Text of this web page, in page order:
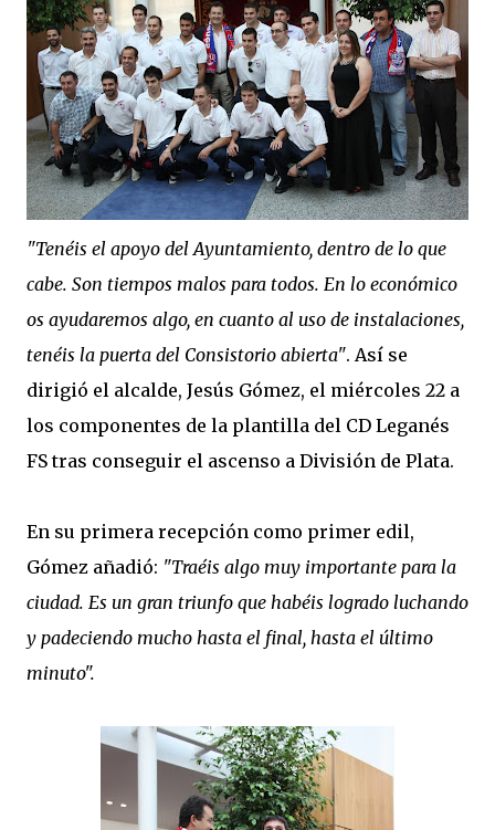
"Tenéis el apoyo del Ayuntamiento, dentro de lo que
cabe. Son tiempos malos para todos. En lo económico
os ayudaremos algo, en cuanto al uso de instalaciones,
tenéis la puerta del Consistorio abierta". Así se
dirigió el alcalde, Jesús Gómez, el miércoles 22 a
los componentes de la plantilla del CD Leganés
FS tras conseguir el ascenso a División de Plata.
En su primera recepción como primer edil,
Gómez añadió: "Traéis algo muy importante para la
ciudad. Es un gran triunfo que habéis logrado luchando
y padeciendo mucho hasta el final, hasta el último
minuto".